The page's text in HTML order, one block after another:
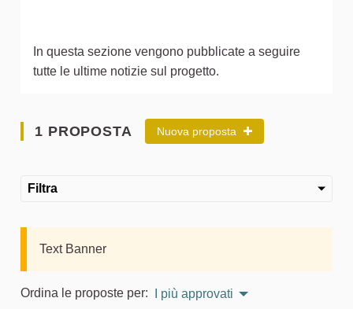
In questa sezione vengono pubblicate a seguire
tutte le ultime notizie sul progetto.
1 PROPOSTA Nuova proposta
Filtra
Text Banner
Ordina le proposte per: I più approvati